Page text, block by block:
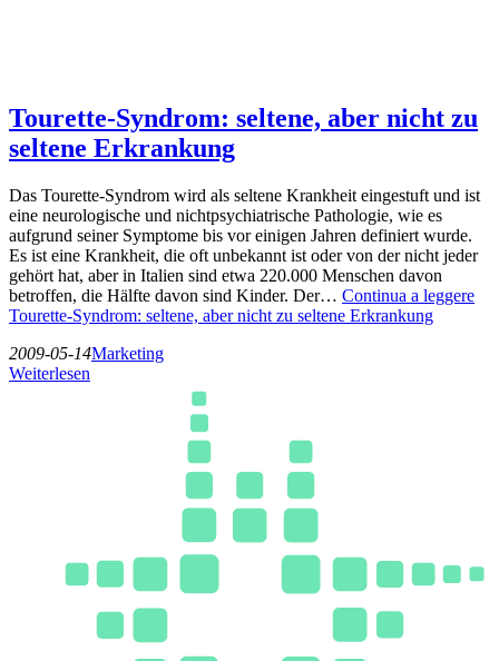
Tourette-Syndrom: seltene, aber nicht zu
seltene Erkrankung
Das Tourette-Syndrom wird als seltene Krankheit eingestuft und ist
eine neurologische und nichtpsychiatrische Pathologie, wie es
aufgrund seiner Symptome bis vor einigen Jahren definiert wurde.
Es ist eine Krankheit, die oft unbekannt ist oder von der nicht jeder
gehört hat, aber in Italien sind etwa 220.000 Menschen davon
betroffen, die Hälfte davon sind Kinder. Der… Continua a leggere
Tourette-Syndrom: seltene, aber nicht zu seltene Erkrankung
2009-05-14Marketing
Weiterlesen